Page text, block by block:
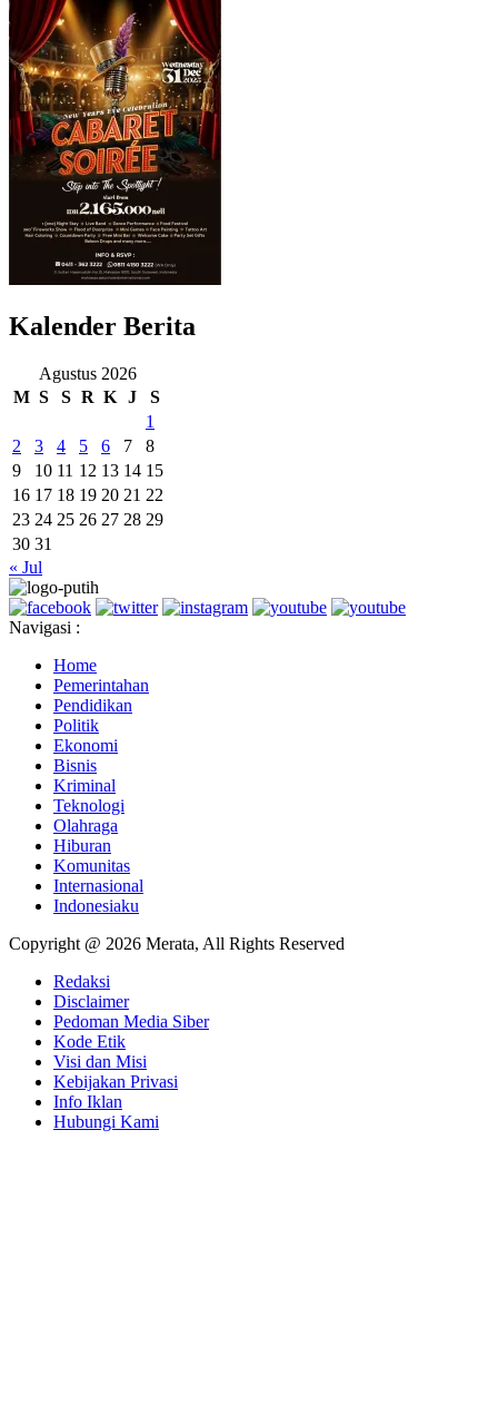
Kalender Berita
Agustus 2026
M S S R K J
S
1
2
3 4 5 6 7
8
9
10 11 12 13 14 15
16 17 18 19 20 21 22
23 24 25 26 27 28 29
30 31
« Jul
Navigasi :
Home
Pemerintahan
Pendidikan
Politik
Ekonomi
Bisnis
Kriminal
Teknologi
Olahraga
Hiburan
Komunitas
Internasional
Indonesiaku
Copyright @ 2026 Merata, All Rights Reserved
Redaksi
Disclaimer
Pedoman Media Siber
Kode Etik
Visi dan Misi
Kebijakan Privasi
Info Iklan
Hubungi Kami